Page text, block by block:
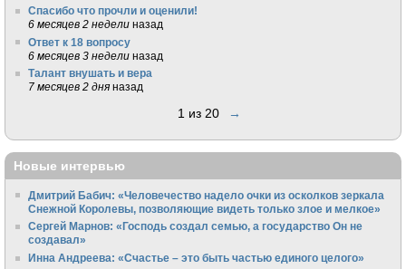
Спасибо что прочли и оценили!
6 месяцев 2 недели назад
Ответ к 18 вопросу
6 месяцев 3 недели назад
Талант внушать и вера
7 месяцев 2 дня назад
1 из 20 →
Новые интервью
Дмитрий Бабич: «Человечество надело очки из осколков зеркала
Снежной Королевы, позволяющие видеть только злое и мелкое»
Сергей Марнов: «Господь создал семью, а государство Он не
создавал»
Инна Андреева: «Счастье – это быть частью единого целого»